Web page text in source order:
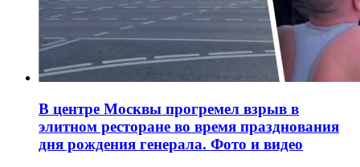
В центре Москвы прогремел взрыв в
элитном ресторане во время празднования
дня рождения генерала. Фото и видео